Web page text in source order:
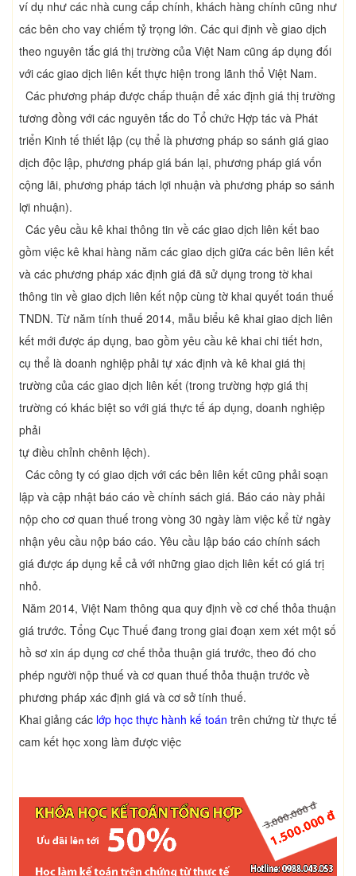
ví dụ như các nhà cung cấp chính, khách hàng chính cũng như
các bên cho vay chiếm tỷ trọng lớn. Các qui định về giao dịch
theo nguyên tắc giá thị trường của Việt Nam cũng áp dụng đối
với các giao dịch liên kết thực hiện trong lãnh thổ Việt Nam.
Các phương pháp được chấp thuận để xác định giá thị trường
tương đồng với các nguyên tắc do Tổ chức Hợp tác và Phát
triển Kinh tế thiết lập (cụ thể là phương pháp so sánh giá giao
dịch độc lập, phương pháp giá bán lại, phương pháp giá vốn
cộng lãi, phương pháp tách lợi nhuận và phương pháp so sánh
lợi nhuận).
Các yêu cầu kê khai thông tin về các giao dịch liên kết bao
gồm việc kê khai hàng năm các giao dịch giữa các bên liên kết
và các phương pháp xác định giá đã sử dụng trong tờ khai
thông tin về giao dịch liên kết nộp cùng tờ khai quyết toán thuế
TNDN. Từ năm tính thuế 2014, mẫu biểu kê khai giao dịch liên
kết mới được áp dụng, bao gồm yêu cầu kê khai chi tiết hơn,
cụ thể là doanh nghiệp phải tự xác định và kê khai giá thị
trường của các giao dịch liên kết (trong trường hợp giá thị
trường có khác biệt so với giá thực tế áp dụng, doanh nghiệp
phải
tự điều chỉnh chênh lệch).
Các công ty có giao dịch với các bên liên kết cũng phải soạn
lập và cập nhật báo cáo về chính sách giá. Báo cáo này phải
nộp cho cơ quan thuế trong vòng 30 ngày làm việc kể từ ngày
nhận yêu cầu nộp báo cáo. Yêu cầu lập báo cáo chính sách
giá được áp dụng kể cả với những giao dịch liên kết có giá trị
nhỏ.
Năm 2014, Việt Nam thông qua quy định về cơ chế thỏa thuận
giá trước. Tổng Cục Thuế đang trong giai đoạn xem xét một số
hồ sơ xin áp dụng cơ chế thỏa thuận giá trước, theo đó cho
phép người nộp thuế và cơ quan thuế thỏa thuận trước về
phương pháp xác định giá và cơ sở tính thuế.
Khai giảng các lớp học thực hành kế toán trên chứng từ thực tế
cam kết học xong làm được việc